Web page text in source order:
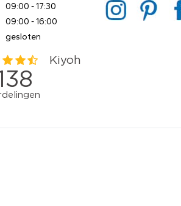
09:00 - 17:30
09:00 - 16:00
gesloten